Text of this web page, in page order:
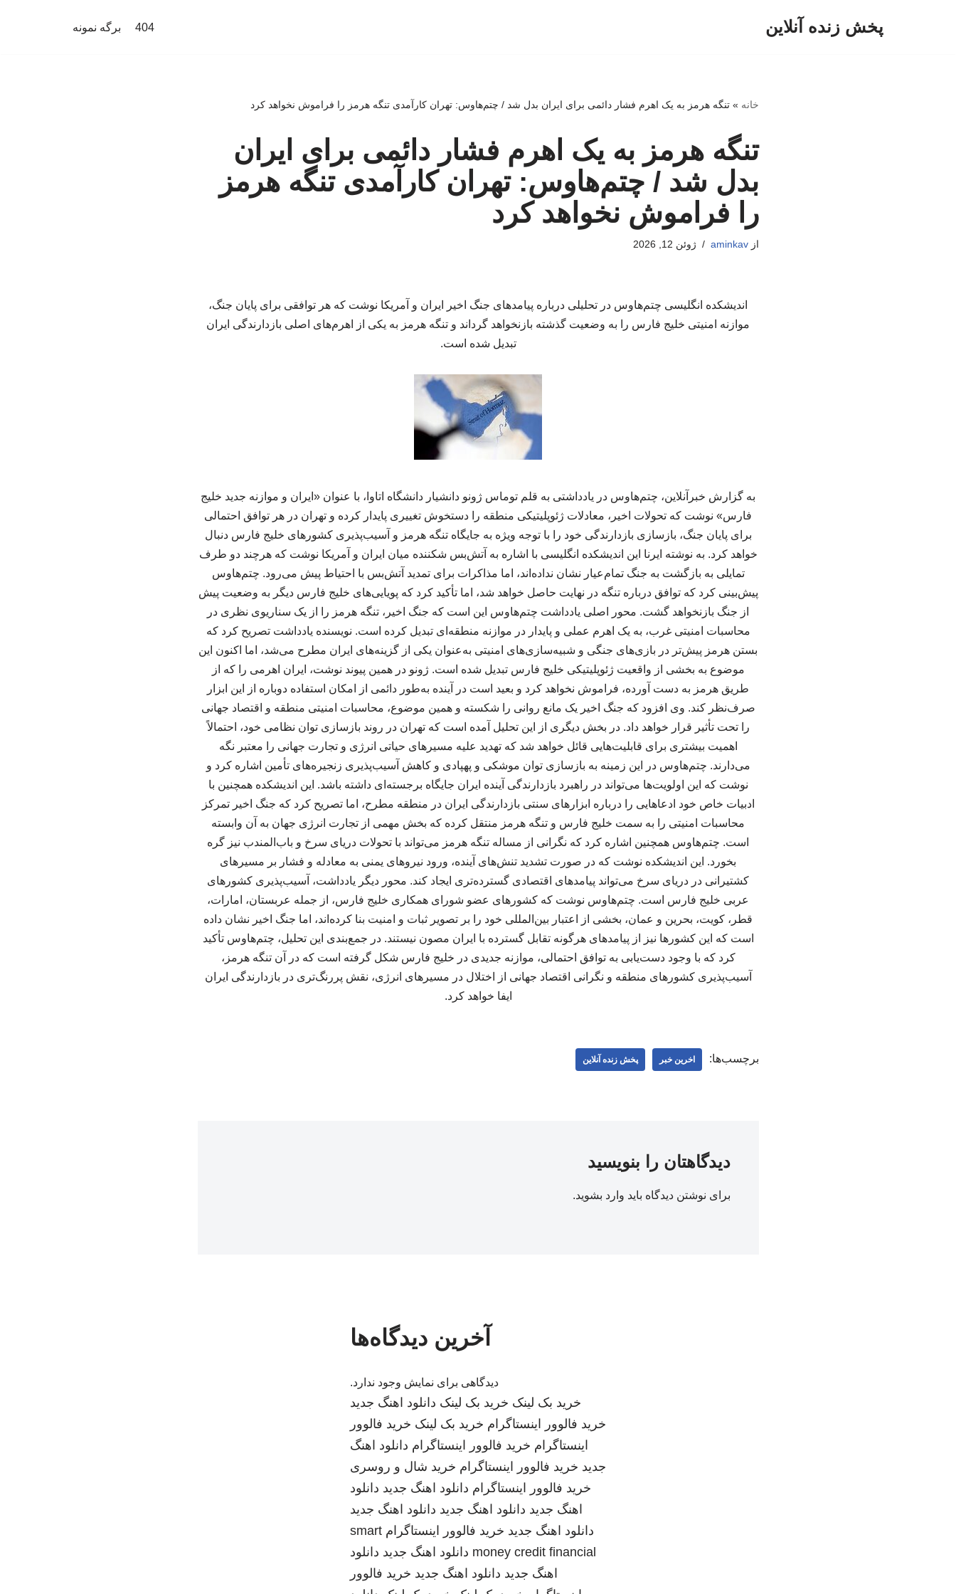
پخش زنده آنلاین 404 برگه نمونه
خانه »تنگه هرمز به یک اهرم فشار دائمی برای ایران بدل شد / چتم‌هاوس: تهران کارآمدی تنگه هرمز را فراموش نخواهد کرد
تنگه هرمز به یک اهرم فشار دائمی برای ایران
بدل شد / چتم‌هاوس: تهران کارآمدی تنگه هرمز
را فراموش نخواهد کرد
ازaminkav ژوئن 12, 2026
اندیشکده انگلیسی چتم‌هاوس در تحلیلی درباره پیامدهای جنگ اخیر ایران و آمریکا نوشت که هر توافقی برای پایان جنگ،
موازنه امنیتی خلیج فارس را به وضعیت گذشته بازنخواهد گرداند و تنگه هرمز به یکی از اهرم‌های اصلی بازدارندگی ایران
تبدیل شده است.
به گزارش خبرآنلاین، چتم‌هاوس در یادداشتی به قلم توماس ژونو دانشیار دانشگاه اتاوا، با عنوان «ایران و موازنه جدید خلیج
فارس» نوشت که تحولات اخیر، معادلات ژئوپلیتیکی منطقه را دستخوش تغییری پایدار کرده و تهران در هر توافق احتمالی
برای پایان جنگ، بازسازی بازدارندگی خود را با توجه ویژه به جایگاه تنگه هرمز و آسیب‌پذیری کشورهای خلیج فارس دنبال
خواهد کرد. به نوشته ایرنا این اندیشکده انگلیسی با اشاره به آتش‌بس شکننده میان ایران و آمریکا نوشت که هرچند دو طرف
تمایلی به بازگشت به جنگ تمام‌عیار نشان نداده‌اند، اما مذاکرات برای تمدید آتش‌بس با احتیاط پیش می‌رود. چتم‌هاوس
پیش‌بینی کرد که توافق درباره تنگه در نهایت حاصل خواهد شد، اما تأکید کرد که پویایی‌های خلیج فارس دیگر به وضعیت پیش
از جنگ بازنخواهد گشت. محور اصلی یادداشت چتم‌هاوس این است که جنگ اخیر، تنگه هرمز را از یک سناریوی نظری در
محاسبات امنیتی غرب، به یک اهرم عملی و پایدار در موازنه منطقه‌ای تبدیل کرده است. نویسنده یادداشت تصریح کرد که
بستن هرمز پیش‌تر در بازی‌های جنگی و شبیه‌سازی‌های امنیتی به‌عنوان یکی از گزینه‌های ایران مطرح می‌شد، اما اکنون این
موضوع به بخشی از واقعیت ژئوپلیتیکی خلیج فارس تبدیل شده است. ژونو در همین پیوند نوشت، ایران اهرمی را که از
طریق هرمز به دست آورده، فراموش نخواهد کرد و بعید است در آینده به‌طور دائمی از امکان استفاده دوباره از این ابزار
صرف‌نظر کند. وی افزود که جنگ اخیر یک مانع روانی را شکسته و همین موضوع، محاسبات امنیتی منطقه و اقتصاد جهانی
را تحت تأثیر قرار خواهد داد. در بخش دیگری از این تحلیل آمده است که تهران در روند بازسازی توان نظامی خود، احتمالاً
اهمیت بیشتری برای قابلیت‌هایی قائل خواهد شد که تهدید علیه مسیرهای حیاتی انرژی و تجارت جهانی را معتبر نگه
می‌دارند. چتم‌هاوس در این زمینه به بازسازی توان موشکی و پهپادی و کاهش آسیب‌پذیری زنجیره‌های تأمین اشاره کرد و
نوشت که این اولویت‌ها می‌تواند در راهبرد بازدارندگی آینده ایران جایگاه برجسته‌ای داشته باشد. این اندیشکده همچنین با
ادبیات خاص خود ادعاهایی را درباره ابزارهای سنتی بازدارندگی ایران در منطقه مطرح، اما تصریح کرد که جنگ اخیر تمرکز
محاسبات امنیتی را به سمت خلیج فارس و تنگه هرمز منتقل کرده که بخش مهمی از تجارت انرژی جهان به آن وابسته
است. چتم‌هاوس همچنین اشاره کرد که نگرانی از مساله تنگه هرمز می‌تواند با تحولات دریای سرخ و باب‌المندب نیز گره
بخورد. این اندیشکده نوشت که در صورت تشدید تنش‌های آینده، ورود نیروهای یمنی به معادله و فشار بر مسیرهای
کشتیرانی در دریای سرخ می‌تواند پیامدهای اقتصادی گسترده‌تری ایجاد کند. محور دیگر یادداشت، آسیب‌پذیری کشورهای
عربی خلیج فارس است. چتم‌هاوس نوشت که کشورهای عضو شورای همکاری خلیج فارس، از جمله عربستان، امارات،
قطر، کویت، بحرین و عمان، بخشی از اعتبار بین‌المللی خود را بر تصویر ثبات و امنیت بنا کرده‌اند، اما جنگ اخیر نشان داده
است که این کشورها نیز از پیامدهای هرگونه تقابل گسترده با ایران مصون نیستند. در جمع‌بندی این تحلیل، چتم‌هاوس تأکید
کرد که با وجود دست‌یابی به توافق احتمالی، موازنه جدیدی در خلیج فارس شکل گرفته است که در آن تنگه هرمز،
آسیب‌پذیری کشورهای منطقه و نگرانی اقتصاد جهانی از اختلال در مسیرهای انرژی، نقش پررنگ‌تری در بازدارندگی ایران
ایفا خواهد کرد.
برچسب‌ها: اخرین خبر پخش زنده آنلاین
دیدگاهتان را بنویسید
برای نوشتن دیدگاه باید وارد بشوید.
آخرین دیدگاه‌ها
دیدگاهی برای نمایش وجود ندارد.
خرید بک لینک خرید بک لینک دانلود اهنگ جدید
خرید فالوور اینستاگرام خرید بک لینک خرید فالوور
اینستاگرام خرید فالوور اینستاگرام دانلود اهنگ
جدید خرید فالوور اینستاگرام خرید شال و روسری
خرید فالوور اینستاگرام دانلود اهنگ جدید دانلود
اهنگ جدید دانلود اهنگ جدید دانلود اهنگ جدید
دانلود اهنگ جدید خرید فالوور اینستاگرام smart
money credit financial دانلود اهنگ جدید دانلود
اهنگ جدید دانلود اهنگ جدید خرید فالوور